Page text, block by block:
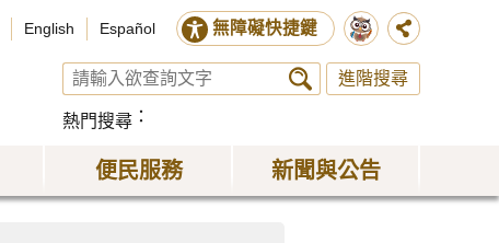
English Español 無障礙快捷鍵
進階搜尋
熱門搜尋
便民服務 新聞與公告